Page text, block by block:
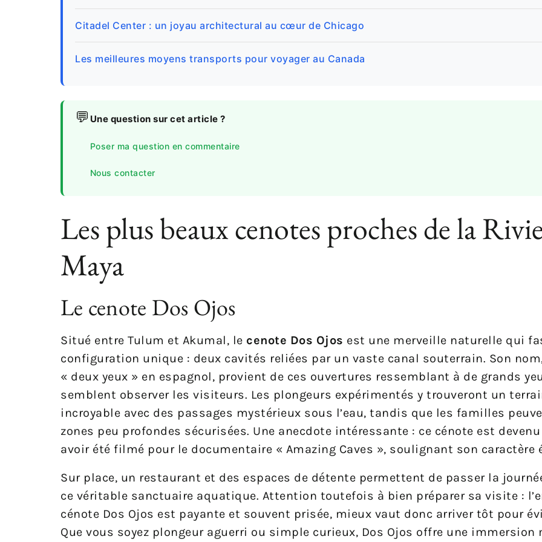
Citadel Center : un joyau architectural au cœur de Chicago
Les meilleures moyens transports pour voyager au Canada
💬 Une question sur cet article ?
Poser ma question en commentaire
Nous contacter
Les plus beaux cenotes proches de la
Maya
Le cenote Dos Ojos
Situé entre Tulum et Akumal, le cenote Dos Ojos est une merveille naturelle qui
configuration unique : deux cavités reliées par un vaste canal souterrain. Son
« deux yeux » en espagnol, provient de ces ouvertures ressemblant à de grands
semblent observer les visiteurs. Les plongeurs expérimentés y trouveront un
incroyable avec des passages mystérieux sous l’eau, tandis que les familles
zones peu profondes sécurisées. Une anecdote intéressante : ce cénote est
avoir été filmé pour le documentaire « Amazing Caves », soulignant son caractère
Sur place, un restaurant et des espaces de détente permettent de passer la
ce véritable sanctuaire aquatique. Attention toutefois à bien préparer sa visite :
cénote Dos Ojos est payante et souvent prisée, mieux vaut donc arriver tôt pour
Que vous soyez plongeur aguerri ou simple curieux, Dos Ojos offre une immersion